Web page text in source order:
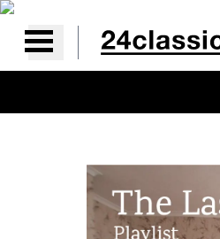
Open main menu